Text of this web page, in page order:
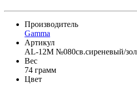
Производитель
Gamma
Артикул
AL-12M №080св.сиреневый/
Вес
74 грамм
Цвет